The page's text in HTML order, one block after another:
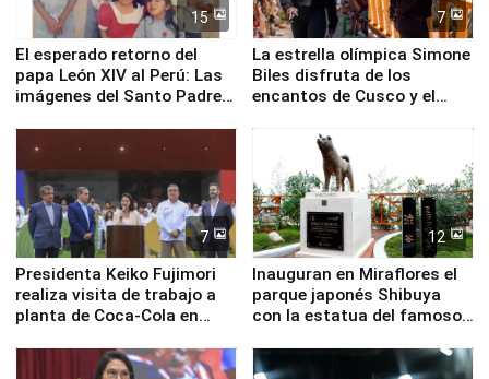
15
El esperado retorno del
papa León XIV al Perú: Las
imágenes del Santo Padre
7
La estrella olímpica Simone
Biles disfruta de los
encantos de Cusco y el
7
Presidenta Keiko Fujimori
realiza visita de trabajo a
planta de Coca-Cola en
12
Inauguran en Miraflores el
parque japonés Shibuya
con la estatua del famoso